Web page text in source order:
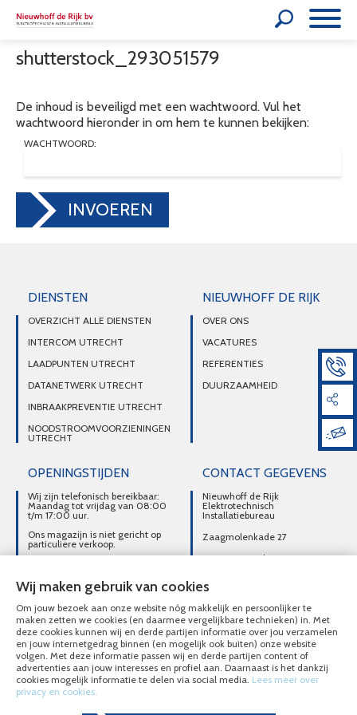
shutterstock_293051579
De inhoud is beveiligd met een wachtwoord. Vul het
wachtwoord hieronder in om hem te kunnen bekijken:
WACHTWOORD:
INVOEREN
DIENSTEN
OVERZICHT ALLE DIENSTEN
INTERCOM UTRECHT
LAADPUNTEN UTRECHT
DATANETWERK UTRECHT
INBRAAKPREVENTIE UTRECHT
NOODSTROOMVOORZIENINGEN
UTRECHT
NIEUWHOFF DE RIJK
OVER ONS
VACATURES
REFERENTIES
DUURZAAMHEID
OPENINGSTIJDEN
Wij zijn telefonisch bereikbaar:
Maandag tot vrijdag van 08:00
t/m 17:00 uur.
Ons magazijn is niet gericht op
particuliere verkoop.
contact.
CONTACT GEGEVENS
Nieuwhoff de Rijk
Elektrotechnisch
Installatiebureau
Zaagmolenkade 27
3515 AC Utrecht
DIRECT CONTACT
OPNEMEN
030-2716496
MAIL ONS
© Nieuwhoff de Rijk Elektrotechnisch Installatiebureau 2020 - 2026
Wij maken gebruik van cookies
Om jouw bezoek aan onze website nóg makkelijk en persoonlijker te
maken zetten we cookies (en daarmee vergelijkbare technieken) in. Met
deze cookies kunnen wij en derde partijen informatie over jou verzamelen
en jouw internetgedrag binnen (en mogelijk ook buiten) onze website
volgen. Met deze informatie passen wij en derde partijen content of
advertenties aan jouw interesses en profiel aan. Daarnaast is het dankzij
cookies mogelijk informatie te delen via social media. Lees meer over
privacy en cookies.